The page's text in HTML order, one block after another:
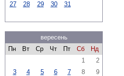
27
28 29 30 31
вересень
Пн
Вт Ср Чт Пт Сб
Нд
1
2
3
4 5 6 7 8 9